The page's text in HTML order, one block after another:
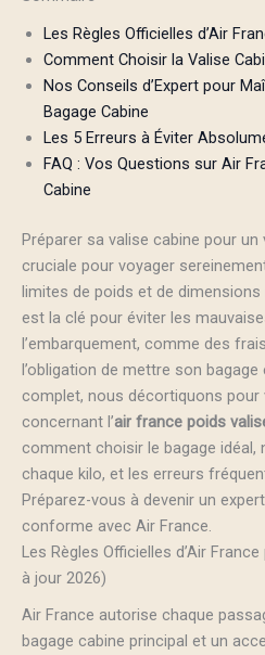
Les Règles Officielles d’Air
Comment Choisir la Valise
Nos Conseils d’Expert pour
Bagage Cabine
Les 5 Erreurs à Éviter
FAQ : Vos Questions sur Air
Cabine
Préparer sa valise cabine pour
cruciale pour voyager
limites de poids et de
est la clé pour éviter les
l’embarquement, comme des
l’obligation de mettre son
complet, nous décortiquons
concernant l’air france poids
comment choisir le bagage
chaque kilo, et les erreurs
Préparez-vous à devenir un
conforme avec Air France.
Les Règles Officielles d’Air
à jour 2026)
Air France autorise chaque
bagage cabine principal et un